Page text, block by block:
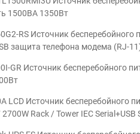
1500ВA 1350Вт
RS Источник
защита телефона модема (RJ-
GR Источник бесперебойного
LCD Источник бесперебойного
Rack / Tower IEC